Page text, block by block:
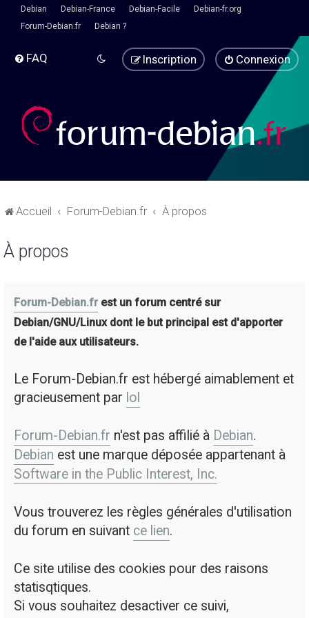
Debian Debian-France Debian-Facile
Debian-fr.org
Forum-Debian.fr
Debian ?
FAQ Connexion
Inscription
Accueil Forum-Debian.fr À propos
À propos
Forum-Debian.fr est un forum centré sur
Debian/GNU/Linux dont le but principal est d'apporter
de l'aide aux utilisateurs.
Le Forum-Debian.fr est hébergé aimablement et
gracieusement par lol
Forum-Debian.fr n'est pas affilié à Debian.
Debian est une marque déposée appartenant à
Software in the Public Interest, Inc.
Vous trouverez les règles générales d'utilisation
du forum en suivant ce lien.
Ce site utilise des cookies pour des raisons
statisqtiques.
Si vous souhaitez desactiver ce suivi,